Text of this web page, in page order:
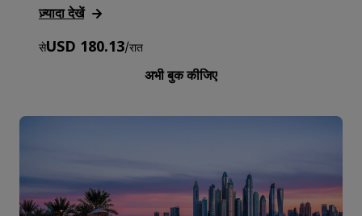
ज़्यादा देखें
सेUSD 180.13/रात
अभी बुक कीजिए